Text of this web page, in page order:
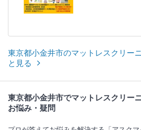
東京都小金井市のマットレスクリー
と見る
東京都小金井市でマットレスクリー
お悩み・疑問